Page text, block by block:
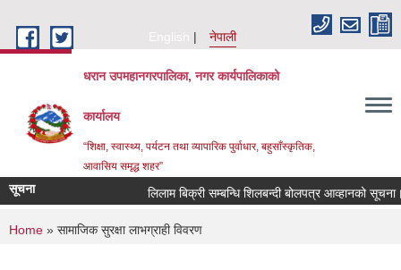
English
नेपाली
धरान उपमहानगरपालिका, नगर कार्यपालिकाको
कार्यालय
“शिक्षा, स्वास्थ्य, पर्यटन तथा व्यापारिक पुर्वाधार, बहुसाँस्कृतिक,
आवासिय समृद्ध शहर”
सूचना लिलाम बिक्री सम्बन्धि शिलबन्दी बोलपत्र आव्हानको सूचना।
You are here
Home » सामाजिक सुरक्षा लाभग्राही विवरण